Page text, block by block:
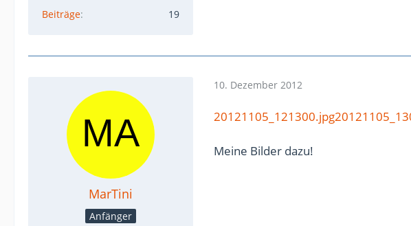
Beiträge 19
MarTini
Anfänger
10. Dezember 2012
20121105_121300.jpg
Meine Bilder dazu!